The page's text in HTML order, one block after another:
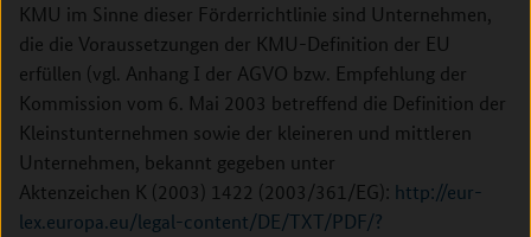
KMU im Sinne dieser Förderrichtlinie sind Unternehmen,
die die Voraussetzungen der KMU-Definition der EU
erfüllen (vgl. Anhang I der AGVO bzw. Empfehlung der
Kommission vom 6. Mai 2003 betreffend die Definition der
Kleinstunternehmen sowie der kleineren und mittleren
Unternehmen, bekannt gegeben unter
Aktenzeichen K (2003) 1422 (2003/361/EG): http://eur-
lex.europa.eu/legal-content/DE/TXT/PDF/?